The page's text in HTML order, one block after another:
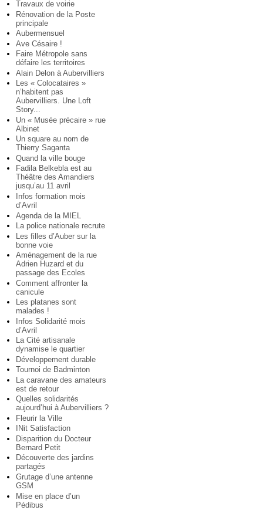
Travaux de voirie
Rénovation de la Poste
principale
Aubermensuel
Ave Césaire !
Faire Métropole sans
défaire les territoires
Alain Delon à Aubervilliers
Les « Colocataires »
n’habitent pas
Aubervilliers. Une Loft
Story...
Un « Musée précaire » rue
Albinet
Un square au nom de
Thierry Saganta
Quand la ville bouge
Fadila Belkebla est au
Théâtre des Amandiers
jusqu’au 11 avril
Infos formation mois
d’Avril
Agenda de la MIEL
La police nationale recrute
Les filles d’Auber sur la
bonne voie
Aménagement de la rue
Adrien Huzard et du
passage des Ecoles
Comment affronter la
canicule
Les platanes sont
malades !
Infos Solidarité mois
d’Avril
La Cité artisanale
dynamise le quartier
Développement durable
Tournoi de Badminton
La caravane des amateurs
est de retour
Quelles solidarités
aujourd’hui à Aubervilliers ?
Fleurir la Ville
INit Satisfaction
Disparition du Docteur
Bernard Petit
Découverte des jardins
partagés
Grutage d’une antenne
GSM
Mise en place d’un
Pédibus